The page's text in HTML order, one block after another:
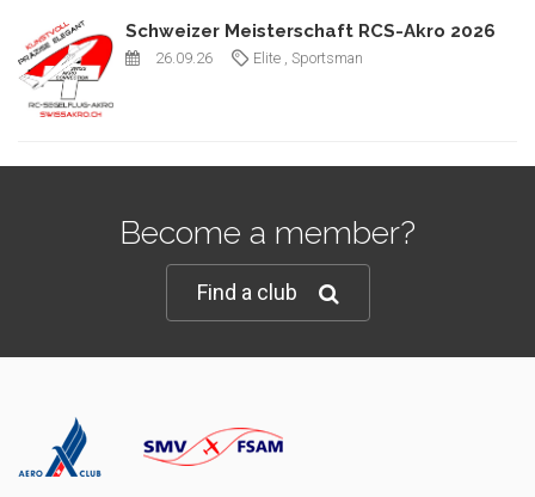
Schweizer Meisterschaft RCS-Akro 2026
26.09.26 Elite , Sportsman
Become a member?
Find a club